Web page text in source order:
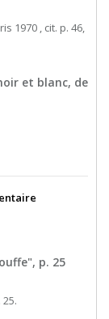
1970 , cit. p. 46,
et blanc, de
p. 25